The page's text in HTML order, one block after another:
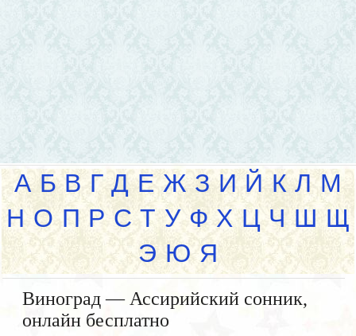
А Б В Г Д Е Ж З И Й К Л М
Н О П Р С Т У Ф Х Ц Ч Ш Щ
Э Ю Я
Виноград — Ассирийский сонник,
онлайн бесплатно